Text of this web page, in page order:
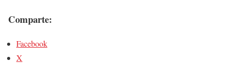
Comparte:
Facebook
X